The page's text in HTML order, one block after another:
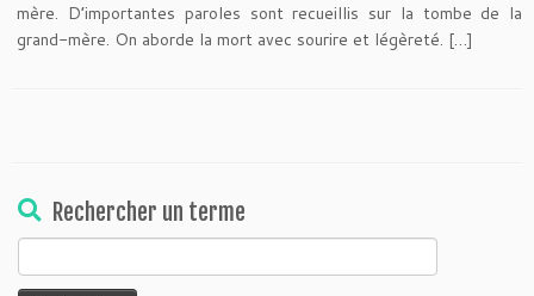
mère. D’importantes paroles sont recueillis sur la tombe de la
grand-mère. On aborde la mort avec sourire et légèreté. […]
Rechercher un terme